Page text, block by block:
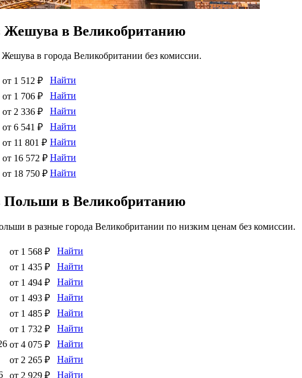
Жешува в Великобританию
в города Великобритании без комиссии.
от 1 512 ₽
Найти
от 1 706 ₽
Найти
от 2 336 ₽
Найти
от 6 541 ₽
Найти
от 11 801 ₽ Найти
от 16 572 ₽ Найти
от 18 750 ₽ Найти
Польши в Великобританию
в разные города Великобритании по низким ценам без комиссии.
от 1 568 ₽
Найти
от 1 435 ₽
Найти
от 1 494 ₽
Найти
от 1 493 ₽
Найти
от 1 485 ₽
Найти
от 1 732 ₽
Найти
от 4 075 ₽
Найти
от 2 265 ₽
Найти
от 2 929 ₽
Найти